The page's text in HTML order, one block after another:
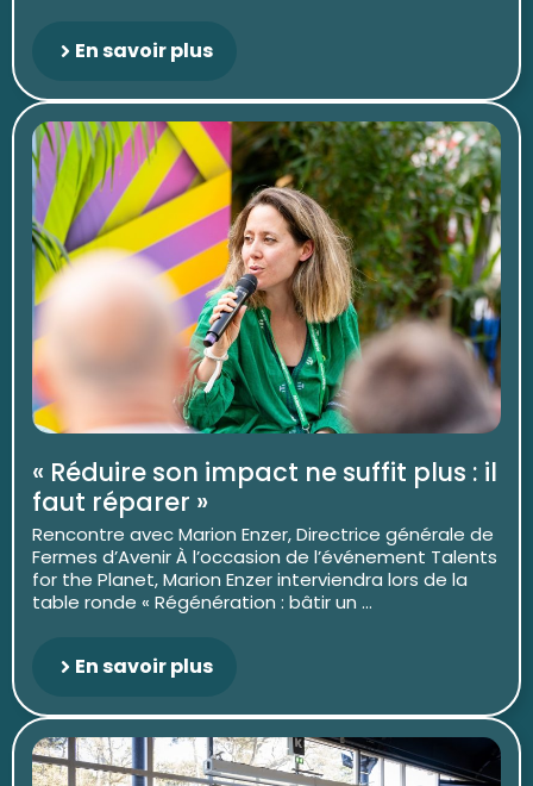
En savoir plus
« Réduire son impact ne suffit plus : il
faut réparer »
Rencontre avec Marion Enzer, Directrice générale de
Fermes d’Avenir À l’occasion de l’événement Talents
for the Planet, Marion Enzer interviendra lors de la
table ronde « Régénération : bâtir un ...
En savoir plus